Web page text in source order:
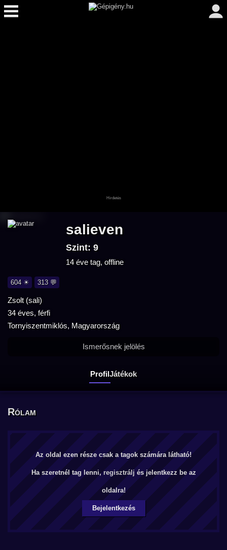
salieven
Szint: 9
14 éve tag, offline
604 ☀ 313 💬
Zsolt (sali)
34 éves, férfi
Tornyiszentmiklós, Magyarország
ProfilJátékok
Ismerősnek jelölés
Rólam
Az oldal ezen része csak a tagok számára látható!
Ha szeretnél tag lenni, regisztrálj és jelentkezz be az
oldalra!
Bejelentkezés